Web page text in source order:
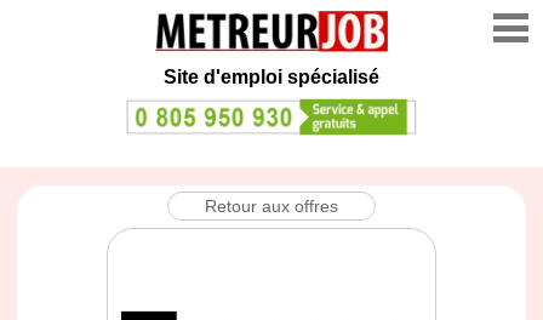
Site d'emploi spécialisé
Retour aux offres